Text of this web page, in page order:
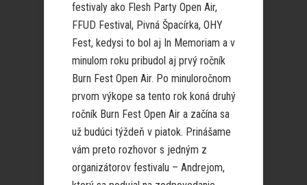
festivaly ako Flesh Party Open Air,
FFUD Festival, Pivná Špacírka, OHY
Fest, kedysi to bol aj In Memoriam a v
minulom roku pribudol aj prvý ročník
Burn Fest Open Air. Po minuloročnom
prvom výkope sa tento rok koná druhý
ročník Burn Fest Open Air a začína sa
už budúci týždeň v piatok. Prinášame
vám preto rozhovor s jedným z
organizátorov festivalu – Andrejom,